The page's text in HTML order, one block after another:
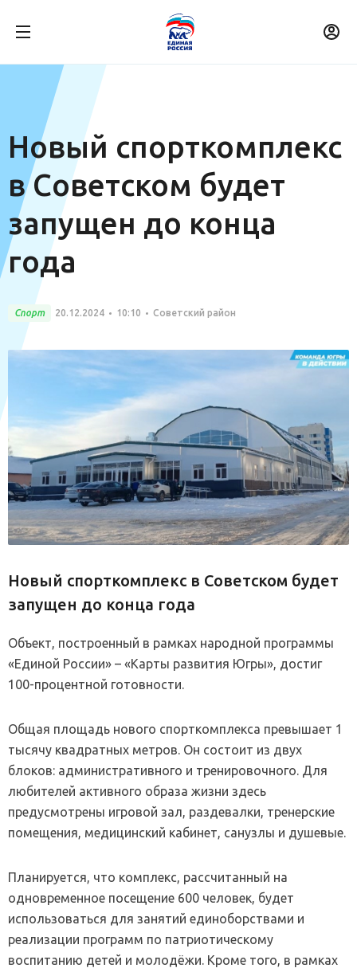
Новый спорткомплекс
в Советском будет
запущен до конца
года
Спорт 20.12.2024 10:10 Советский район
Новый спорткомплекс в Советском будет
запущен до конца года
Объект, построенный в рамках народной программы
«Единой России» – «Карты развития Югры», достиг
100-процентной готовности.
Общая площадь нового спорткомплекса превышает 1
тысячу квадратных метров. Он состоит из двух
блоков: административного и тренировочного. Для
любителей активного образа жизни здесь
предусмотрены игровой зал, раздевалки, тренерские
помещения, медицинский кабинет, санузлы и душевые.
Планируется, что комплекс, рассчитанный на
одновременное посещение 600 человек, будет
использоваться для занятий единоборствами и
реализации программ по патриотическому
воспитанию детей и молодёжи. Кроме того, в рамках